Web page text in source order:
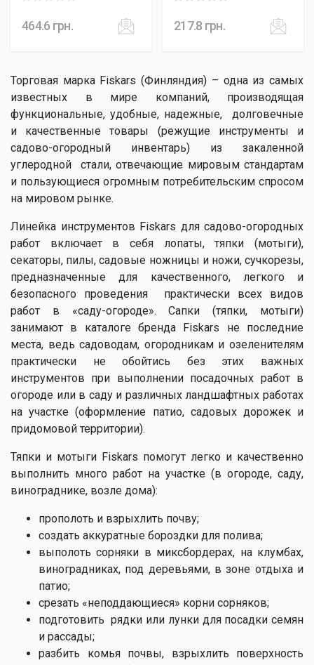
464.6 грн. 217.8 грн.
Торговая марка Fiskars (Финляндия) – одна из самых
известных в мире компаний, производящая
функциональные, удобные, надежные, долговечные
и качественные товары (режущие инструменты и
садово-огородный инвентарь) из закаленной
углеродной стали, отвечающие мировым стандартам
и пользующиеся огромным потребительским спросом
на мировом рынке.
Линейка инструментов Fiskars для садово-огородных
работ включает в себя лопаты, тяпки (мотыги),
секаторы, пилы, садовые ножницы и ножи, сучкорезы,
предназначенные для качественного, легкого и
безопасного проведения практически всех видов
работ в «саду-огороде». Сапки (тяпки, мотыги)
занимают в каталоге бренда Fiskars не последние
места, ведь садоводам, огородникам и озеленителям
практически не обойтись без этих важных
инструментов при выполнении посадочных работ в
огороде или в саду и различных ландшафтных работах
на участке (оформление патио, садовых дорожек и
придомовой территории).
Тяпки и мотыги Fiskars помогут легко и качественно
выполнить много работ на участке (в огороде, саду,
винограднике, возле дома):
прополоть и взрыхлить почву;
создать аккуратные бороздки для полива;
выполоть сорняки в миксбордерах, на клумбах,
виноградниках, под деревьями, в зоне отдыха и
патио;
срезать «неподдающиеся» корни сорняков;
подготовить рядки или лунки для посадки семян
и рассады;
разбить комья почвы, взрыхлить поверхность